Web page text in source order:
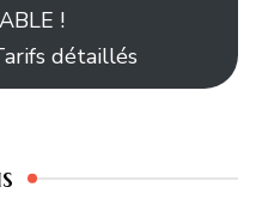
!
détaillés